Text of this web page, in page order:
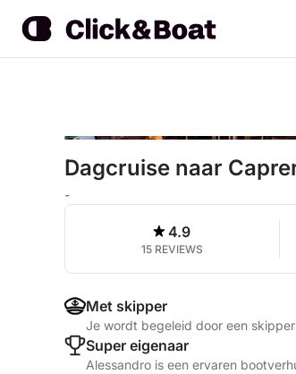
Dagcruise naar
-
4.9
15 REVIEWS
Met skipper
Je wordt begeleid door een
Super eigenaar
Alessandro is een ervaren